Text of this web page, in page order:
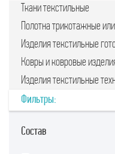
Ткани текстильные
Полотна трикотажные
Изделия текстильные
Ковры и ковровые
Изделия текстильные
Фильтры:
Состав